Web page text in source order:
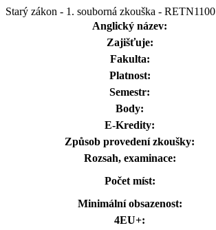
Starý zákon - 1. souborná zkouška - RETN1100
Anglický název:
Zajišťuje:
Fakulta:
Platnost:
Semestr:
Body:
E-Kredity:
Způsob provedení zkoušky:
Rozsah, examinace:
Počet míst:
Minimální obsazenost:
4EU+: